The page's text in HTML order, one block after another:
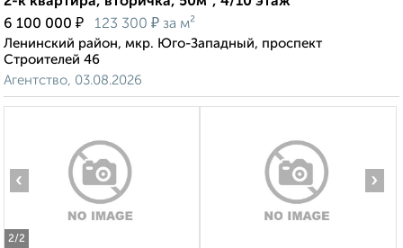
6 100 000 ₽ 123 300 ₽ за м²
Ленинский район, мкр. Юго-Западный, проспект
Строителей 46
Агентство, 03.08.2026
2/2
‹ ›